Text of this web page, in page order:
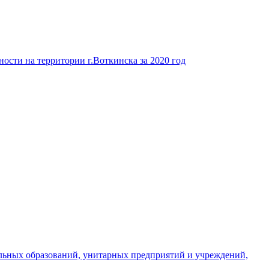
на территории г.Воткинска за 2020 год
образований, унитарных предприятий и учреждений,